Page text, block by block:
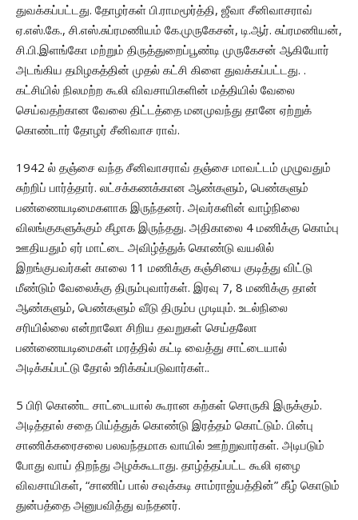
துவக்கப்பட்டது. தோழர்கள் பி.ராமமூர்த்தி, ஜீவா சீனிவாசராவ்
ஏ.எஸ்.கே., சி.எஸ்.சுப்ரமணியம் கே.முருகேசன், டி.ஆர். சுப்ரமணியன்,
சி.பி.இளங்கோ மற்றும் திருத்துறைப்பூண்டி முருகேசன் ஆகியோர்
அடங்கிய தமிழகத்தின் முதல் கட்சி கிளை துவக்கப்பட்டது. .
கட்சியில் நிலமற்ற கூலி விவசாயிகளின் மத்தியில் வேலை
செய்வதற்கான வேலை திட்டத்தை மனமுவந்து தானே ஏற்றுக்
கொண்டார் தோழர் சீனிவாச ராவ்.
1942 ல் தஞ்சை வந்த சீனிவாசராவ் தஞ்சை மாவட்டம் முழுவதும்
சுற்றிப் பார்த்தார். லட்சக்கணக்கான ஆண்களும், பெண்களும்
பண்ணையடிமைகளாக இருந்தனர். அவர்களின் வாழ்நிலை
விலங்குகளுக்கும் கீழாக இருந்தது. அதிகாலை 4 மணிக்கு கொம்பு
ஊதியதும் ஏர் மாட்டை அவிழ்த்துக் கொண்டு வயலில்
இறங்குபவர்கள் காலை 11 மணிக்கு கஞ்சியை குடித்து விட்டு
மீண்டும் வேலைக்கு திரும்புவார்கள். இரவு 7, 8 மணிக்கு தான்
ஆண்களும், பெண்களும் வீடு திரும்ப முடியும். உடல்நிலை
சரியில்லை என்றாலோ சிறிய தவறுகள் செய்தலோ
பண்ணையடிமைகள் மரத்தில் கட்டி வைத்து சாட்டையால்
அடிக்கப்பட்டு தோல் உரிக்கப்படுவார்கள்..
5 பிரி கொண்ட சாட்டையால் கூரான கற்கள் சொருகி இருக்கும்.
அடித்தால் சதை பிய்த்துக் கொண்டு இரத்தம் கொட்டும். பின்பு
சாணிக்கரைசலை பலவந்தமாக வாயில் ஊற்றுவார்கள். அடிபடும்
போது வாய் திறந்து அழக்கூடாது. தாழ்த்தப்பட்ட கூலி ஏழை
விவசாயிகள், “சாணிப் பால் சவுக்கடி சாம்ராஜ்யத்தின்” கீழ் கொடும்
துன்பத்தை அனுபவித்து வந்தனர்.